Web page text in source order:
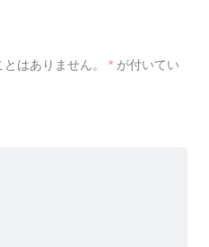
はありません。 * が付いてい